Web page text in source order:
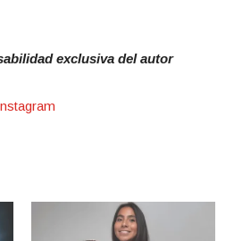
exclusiva del autor